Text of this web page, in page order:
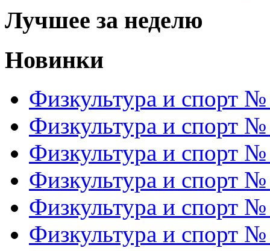
Лучшее за неделю
Новинки
Физкультура и спорт
Физкультура и спорт
Физкультура и спорт
Физкультура и спорт
Физкультура и спорт
Физкультура и спорт